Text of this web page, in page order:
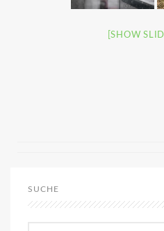
[SHOW
SUCHE